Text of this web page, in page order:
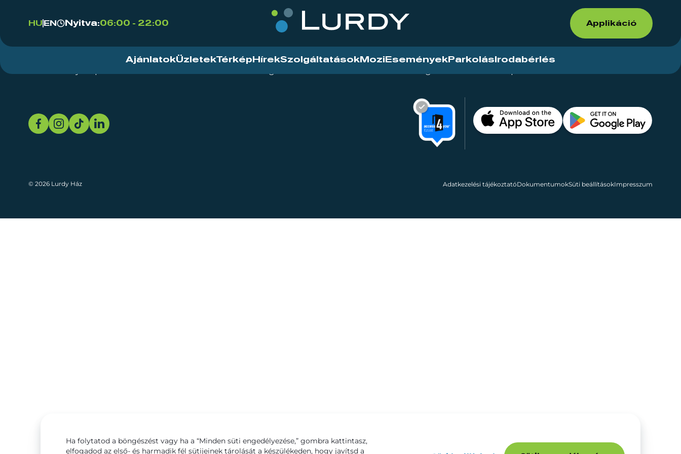
HU EN Nyitva:06:00 - 22:00 Applikáció
AjánlatokÜzletekTérkép HírekSzolgáltatások Mozi Események Parkolás Irodabérlés
© 2026 Lurdy Ház Adatkezelési tájékoztatóDokumentumokSüti beállításokImpresszum
Ha folytatod a böngészést vagy ha a “Minden süti engedélyezése,” gombra kattintasz,
elfogadod az első- és harmadik fél sütijeinek tárolását a készülékeden, hogy javítsd a